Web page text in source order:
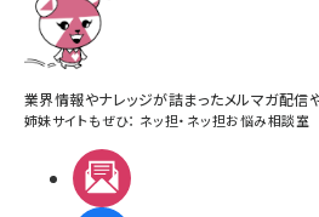
業界情報やナレッジが詰まったメルマガ配信や
姉妹サイトもぜひ： ネッ担・ ネッ担お悩み相談室